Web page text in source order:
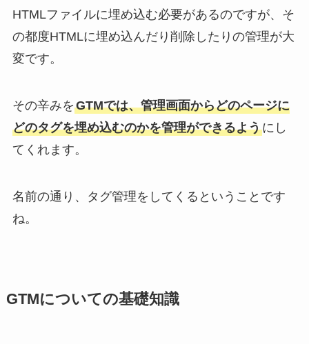
HTMLファイルに埋め込む必要があるのですが、そ
の都度HTMLに埋め込んだり削除したりの管理が大
変です。
その辛みをGTMでは、管理画面からどのページに
どのタグを埋め込むのかを管理ができるようにし
てくれます。
名前の通り、タグ管理をしてくるということです
ね。
GTMについての基礎知識